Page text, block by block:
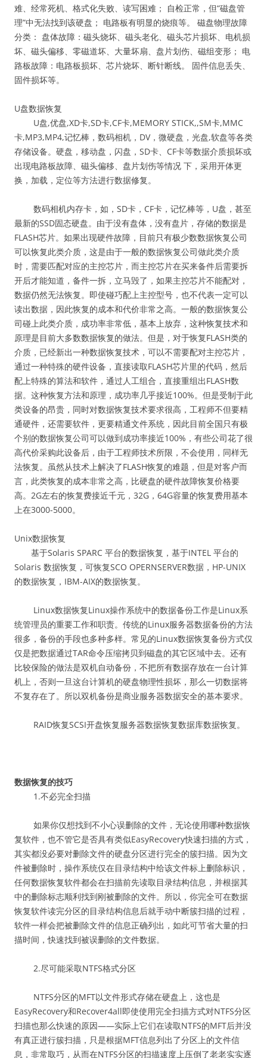
难、经常死机、格式化失败、读写困难； 自检正常，但“磁盘管
理”中无法找到该硬盘； 电路板有明显的烧痕等。 磁盘物理故障
分类： 盘体故障：磁头烧坏、磁头老化、磁头芯片损坏、电机损
坏、磁头偏移、零磁道坏、大量坏扇、盘片划伤、磁组变形； 电
路板故障：电路板损坏、芯片烧坏、断针断线。 固件信息丢失、
固件损坏等。
U盘数据恢复
U盘,优盘,XD卡,SD卡,CF卡,MEMORY STICK,,SM卡,MMC
卡,MP3,MP4,记忆棒，数码相机，DV，微硬盘，光盘,软盘等各类
存储设备。硬盘，移动盘，闪盘，SD卡、CF卡等数据介质损坏或
出现电路板故障、磁头偏移、盘片划伤等情况 下，采用开体更
换，加载，定位等方法进行数据修复。
数码相机内存卡，如，SD卡，CF卡，记忆棒等，U盘，甚至
最新的SSD固态硬盘。由于没有盘体，没有盘片，存储的数据是
FLASH芯片。如果出现硬件故障，目前只有极少数数据恢复公司
可以恢复此类介质，这是由于一般的数据恢复公司做此类介质
时，需要匹配对应的主控芯片，而主控芯片在买来备件后需要拆
开后才能知道，备件一拆，立马毁了，如果主控芯片不能配对，
数据仍然无法恢复。即使碰巧配上主控型号，也不代表一定可以
读出数据，因此恢复的成本和代价非常之高。一般的数据恢复公
司碰上此类介质，成功率非常低，基本上放弃，这种恢复技术和
原理是目前大多数数据恢复的做法。但是，对于恢复FLASH类的
介质，已经新出一种数据恢复技术，可以不需要配对主控芯片，
通过一种特殊的硬件设备，直接读取FLASH芯片里的代码，然后
配上特殊的算法和软件，通过人工组合，直接重组出FLASH数
据。这种恢复方法和原理，成功率几乎接近100%。但是受制于此
类设备的昂贵，同时对数据恢复技术要求很高，工程师不但要精
通硬件，还需要软件，更要精通文件系统，因此目前全国只有极
个别的数据恢复公司可以做到成功率接近100%，有些公司花了很
高代价采购此设备后，由于工程师技术所限，不会使用，同样无
法恢复。虽然从技术上解决了FLASH恢复的难题，但是对客户而
言，此类恢复的成本非常之高，比硬盘的硬件故障恢复价格要
高。2G左右的恢复费接近千元，32G，64G容量的恢复费用基本
上在3000-5000。
Unix数据恢复
基于Solaris SPARC 平台的数据恢复，基于INTEL 平台的
Solaris 数据恢复，可恢复SCO OPERNSERVER数据，HP-UNIX
的数据恢复，IBM-AIX的数据恢复。
Linux数据恢复Linux操作系统中的数据备份工作是Linux系
统管理员的重要工作和职责。传统的Linux服务器数据备份的方法
很多，备份的手段也多种多样。常见的Linux数据恢复备份方式仅
仅是把数据通过TAR命令压缩拷贝到磁盘的其它区域中去。还有
比较保险的做法是双机自动备份，不把所有数据存放在一台计算
机上，否则一旦这台计算机的硬盘物理性损坏，那么一切数据将
不复存在了。所以双机备份是商业服务器数据安全的基本要求。
RAID恢复SCSI开盘恢复服务器数据恢复数据库数据恢复。
数据恢复的技巧
1.不必完全扫描
如果你仅想找到不小心误删除的文件，无论使用哪种数据恢
复软件，也不管它是否具有类似EasyRecovery快速扫描的方式，
其实都没必要对删除文件的硬盘分区进行完全的簇扫描。因为文
件被删除时，操作系统仅在目录结构中给该文件标上删除标识，
任何数据恢复软件都会在扫描前先读取目录结构信息，并根据其
中的删除标志顺利找到刚被删除的文件。所以，你完全可在数据
恢复软件读完分区的目录结构信息后就手动中断簇扫描的过程，
软件一样会把被删除文件的信息正确列出，如此可节省大量的扫
描时间，快速找到被误删除的文件数据。
2.尽可能采取NTFS格式分区
NTFS分区的MFT以文件形式存储在硬盘上，这也是
EasyRecovery和Recover4all即使使用完全扫描方式对NTFS分区
扫描也那么快速的原因——实际上它们在读取NTFS的MFT后并没
有真正进行簇扫描，只是根据MFT信息列出了分区上的文件信
息，非常取巧，从而在NTFS分区的扫描速度上压倒了老老实实逐